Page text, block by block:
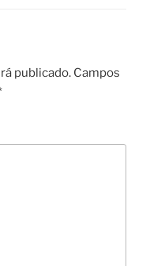
publicado. Campos